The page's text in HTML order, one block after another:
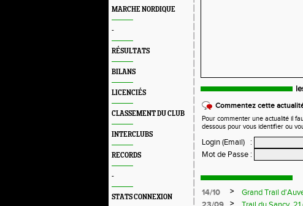
MARCHE NORDIQUE
-
RÉSULTATS
BILANS
LICENCIÉS
CLASSEMENT DU CLUB
INTERCLUBS
RECORDS
-
STATS CONNEXION
Commentez cette
Pour commenter une actualité il
dessous pour vous identifier ou
Login (Email)
:
Mot de Passe :
14/10 >
Grand Trail
>